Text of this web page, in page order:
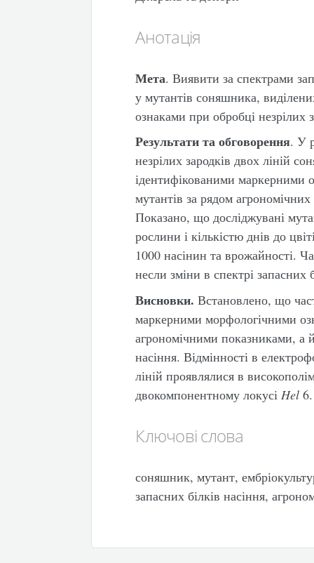
Анотація
Мета. Виявити за спектрами
у мутантів соняшника,
ознаками при обробці незрілих
Результати та обговорення. У
незрілих зародків двох ліній
ідентифікованими маркерними
мутантів за рядом
Показано, що досліджувані
рослини і кількістю днів до
1000 насінин та врожайності.
несли зміни в спектрі запасних
Висновки. Встановлено, що
маркерними морфологічними
агрономічними показниками, а
насіння. Відмінності в
ліній проявлялися в
двокомпонентному локусі Hel 6.
Ключові слова
соняшник, мутант,
запасних білків насіння,